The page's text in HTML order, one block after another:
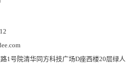
1号院清华同方科技广场D座西楼20层绿人